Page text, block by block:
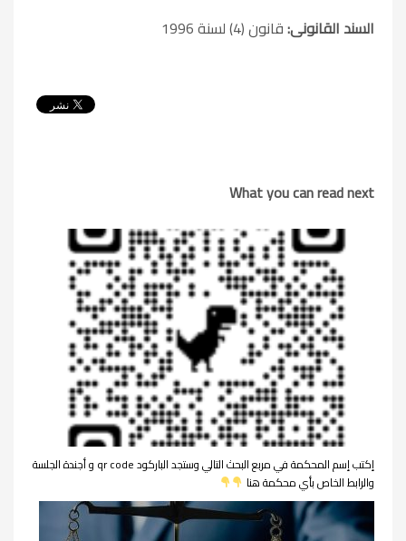
السند القانونى:قانون (4) لسنة 1996
What you can read next
إكتب إسم المحكمة في مربع البحث التالي وستجد الباركود qr code و أجندة الجلسة
والرابط الخاص بأي محكمة هنا